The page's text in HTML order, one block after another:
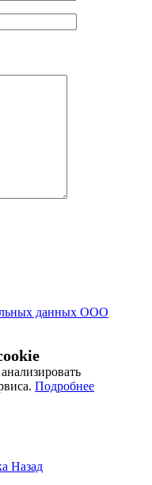
данных ООО
Подробнее
Назад